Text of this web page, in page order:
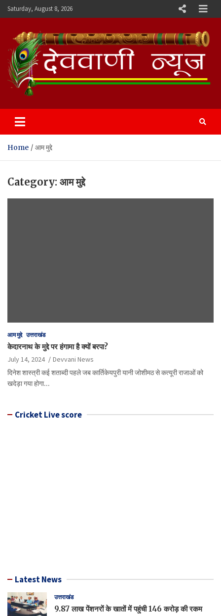
Skip
to
Saturday, August 8, 2026
Devvani News Portal
Home आम मुद्दे
Category: आम मुद्दे
आम मुद्दे उत्तराखंड
केदारनाथ के मुद्दे पर हंगामा है क्यों बरपा?
July 14, 2024
Devvani News
दिनेश शास्त्री कई शताब्दी पहले जब कार्तिकेयपुरी यानी जोशीमठ से कत्यूरी राजाओं को
खदेड़ा गया होगा…
Cricket Live score
Latest News
उत्तराखंड
9.87 लाख पेंशनरों के खातों में पहुंची 146 करोड़ की रकम